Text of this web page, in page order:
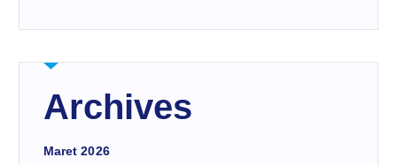
Archives
Maret 2026